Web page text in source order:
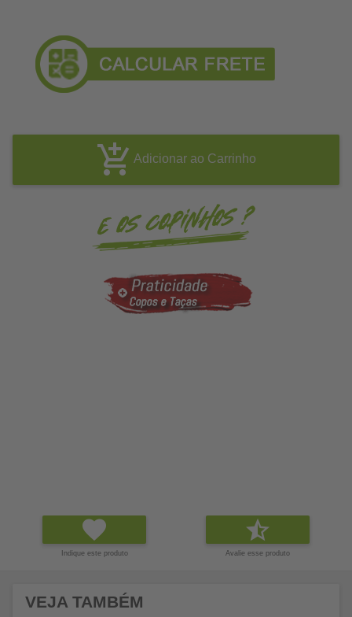
Adicionar ao Carrinho
Indique este produto Avalie esse produto
VEJA TAMBÉM